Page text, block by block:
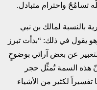
تسامُحٌ ‏واحترام متبادل.‏
بالنسبة لمالك بن نبي
يقول في ذلك: “بدأت تبرز
عن بعض آرائي بوضوحٍ
هذه السمة تُمثِّل حجر
‏تفسيراً لكثير من الأشياء